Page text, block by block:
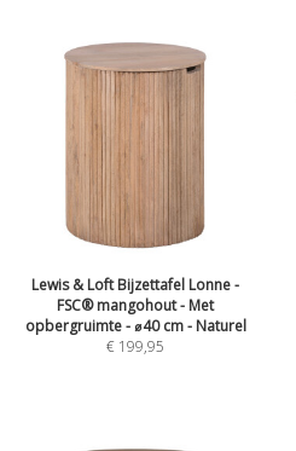
Lewis & Loft Bijzettafel Lonne -
FSC® mangohout - Met
opbergruimte - ⌀40 cm - Naturel
€ 199,95